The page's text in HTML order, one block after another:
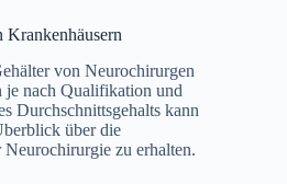
von Neurochirurgen
je nach Qualifikation und
Durchschnittsgehalts kann
über die
zu erhalten.